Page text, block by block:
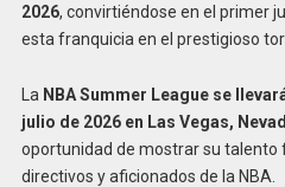
2026, convirtiéndose en el primer
esta franquicia en el prestigioso
La NBA Summer League se
julio de 2026 en Las Vegas,
oportunidad de mostrar su talento
directivos y aficionados de la NBA.